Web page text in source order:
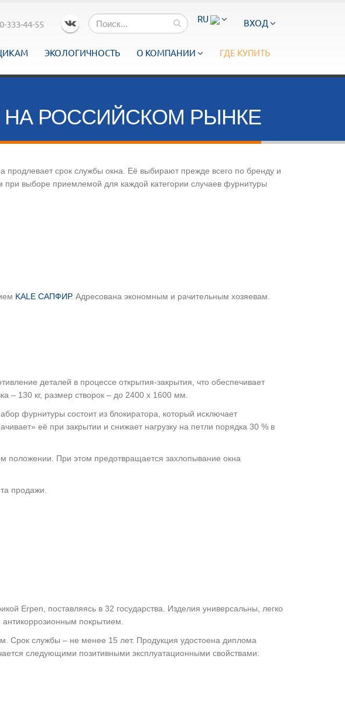
RU ВХОД
333-44-55
ЭКОЛОГИЧНОСТЬ О КОМПАНИИ ГДЕ КУПИТЬ
РОССИЙСКОМ РЫНКЕ
срок службы окна. Её выбирают прежде всего по бренду и
выборе приемлемой для каждой категории случаев фурнитуры
KALE САПФИР. Адресована экономным и рачительным хозяевам.
деталей в процессе открытия-закрытия, что обеспечивает
– 130 кг, размер створок – до 2400 x 1600 мм.
фурнитуры состоит из блокиратора, который исключает
её при закрытии и снижает нагрузку на петли порядка 30 % в
положении. При этом предотвращается захлопывание окна
продажи.
Erpen, поставляясь в 32 государства. Изделия универсальны, легко
покрытием.
Срок службы – не менее 15 лет. Продукция удостоена диплома
следующими позитивными эксплуатационными свойствами: